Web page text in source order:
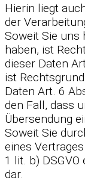
Hierin liegt
der
Soweit Sie uns
haben, ist
dieser Daten
ist
Daten Art. 6
den Fall, dass
Übersendung
Soweit Sie
eines
1 lit. b)
dar.